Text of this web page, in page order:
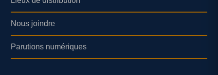
Nous joindre
Parutions numériques